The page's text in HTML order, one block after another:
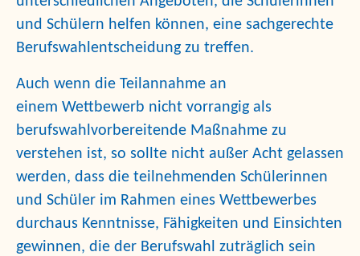
und Schülern helfen können, eine sachgerechte
Berufswahlentscheidung zu treffen.
Auch wenn die Teilannahme an
einem Wettbewerb nicht vorrangig als
berufswahlvorbereitende Maßnahme zu
verstehen ist, so sollte nicht außer Acht gelassen
werden, dass die teilnehmenden Schülerinnen
und Schüler im Rahmen eines Wettbewerbes
durchaus Kenntnisse, Fähigkeiten und Einsichten
gewinnen, die der Berufswahl zuträglich sein